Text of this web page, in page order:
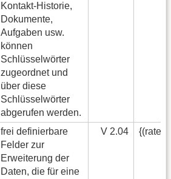
Kontakt-Historie,
Dokumente,
Aufgaben usw.
können
Schlüsselwörter
zugeordnet und
über diese
Schlüsselwörter
abgerufen werden.
frei definierbare
Felder zur
Erweiterung der
Daten, die für eine
V 2.04